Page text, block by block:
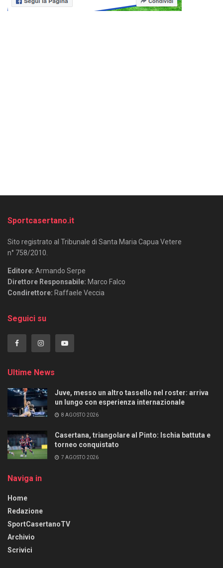
Sportcasertano.it
Sito registrato al Tribunale di Santa Maria Capua Vetere
n° 758/2010.
Editore: Armando Serpe
Direttore Responsabile: Marco Falco
Condirettore: Raffaele Veccia
Seguici su
Ultime News
Juve, messo un altro tassello nel roster: arriva
un lungo con esperienza internazionale
8 AGOSTO 2026
Casertana, triangolare al Pinto: Ischia battuta e
torneo conquistato
7 AGOSTO 2026
Naviga in
Home
Redazione
SportCasertanoTV
Archivio
Scrivici